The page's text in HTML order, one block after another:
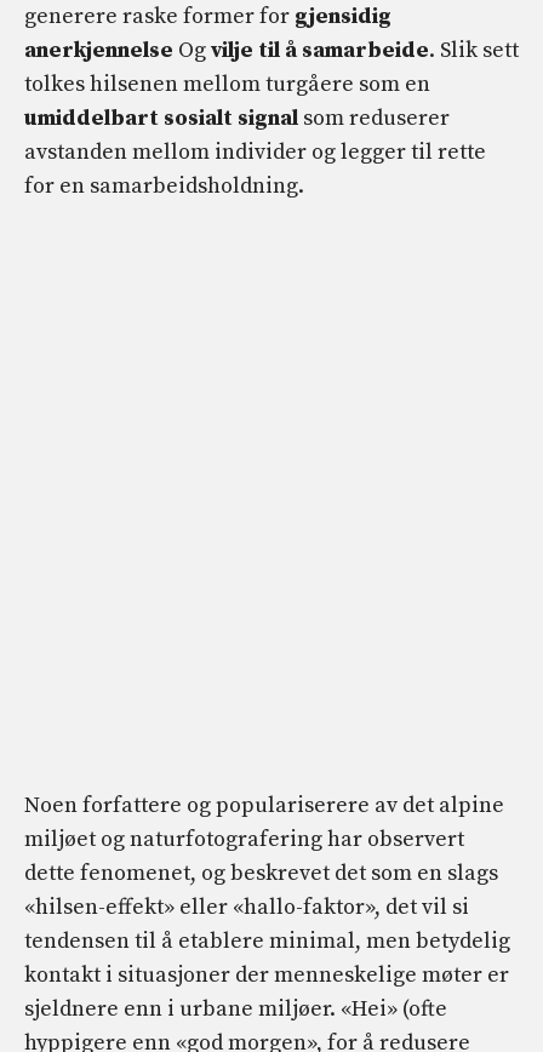
generere raske former for gjensidig
anerkjennelse Ogvilje til å samarbeide. Slik sett
tolkes hilsenen mellom turgåere som en
umiddelbart sosialt signal som reduserer
avstanden mellom individer og legger til rette
for en samarbeidsholdning.
Noen forfattere og populariserere av det alpine
miljøet og naturfotografering har observert
dette fenomenet, og beskrevet det som en slags
«hilsen-effekt» eller «hallo-faktor», det vil si
tendensen til å etablere minimal, men betydelig
kontakt i situasjoner der menneskelige møter er
sjeldnere enn i urbane miljøer. «Hei» (ofte
hyppigere enn «god morgen», for å redusere